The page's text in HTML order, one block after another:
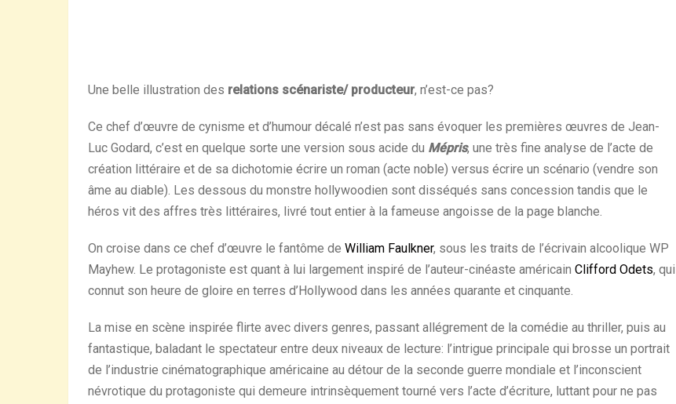
Une belle illustration des relations scénariste/ producteur, n’est-ce pas?
Ce chef d’œuvre de cynisme et d’humour décalé n’est pas sans évoquer les premières œuvres de Jean-
Luc Godard, c’est en quelque sorte une version sous acide du Mépris, une très fine analyse de l’acte de
création littéraire et de sa dichotomie écrire un roman (acte noble) versus écrire un scénario (vendre son
âme au diable). Les dessous du monstre hollywoodien sont disséqués sans concession tandis que le
héros vit des affres très littéraires, livré tout entier à la fameuse angoisse de la page blanche.
On croise dans ce chef d’œuvre le fantôme de William Faulkner, sous les traits de l’écrivain alcoolique WP
Mayhew. Le protagoniste est quant à lui largement inspiré de l’auteur-cinéaste américain Clifford Odets, qui
connut son heure de gloire en terres d’Hollywood dans les années quarante et cinquante.
La mise en scène inspirée flirte avec divers genres, passant allégrement de la comédie au thriller, puis au
fantastique, baladant le spectateur entre deux niveaux de lecture: l’intrigue principale qui brosse un portrait
de l’industrie cinématographique américaine au détour de la seconde guerre mondiale et l’inconscient
névrotique du protagoniste qui demeure intrinsèquement tourné vers l’acte d’écriture, luttant pour ne pas